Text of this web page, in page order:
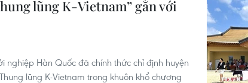
lũng K-Vietnam” gắn với
nghiệp Hàn Quốc đã chính thức chỉ định huyện
lũng K-Vietnam trong khuôn khổ chương